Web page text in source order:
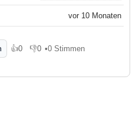
vor 10 Monaten
👍0
Gefällt mir
👎0
Gefällt mir nicht
•0 Stimmen